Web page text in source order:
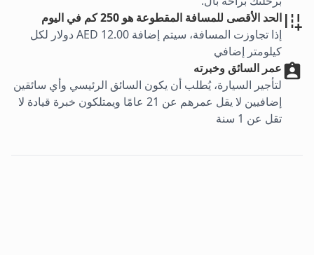
الحد الأقصى للمسافة المقطوعة هو 250 كم في اليوم
إذا تجاوزت المسافة، سيتم إضافة AED 12.00 دولار لكل
كيلومتر إضافي
عمر السائق وخبرته
لتأجير السيارة، يُطلب أن يكون السائق الرئيسي وأي سائقين
إضافيين لا يقل عمرهم عن 21 عامًا ويمتلكون خبرة قيادة لا
تقل عن 1 سنة